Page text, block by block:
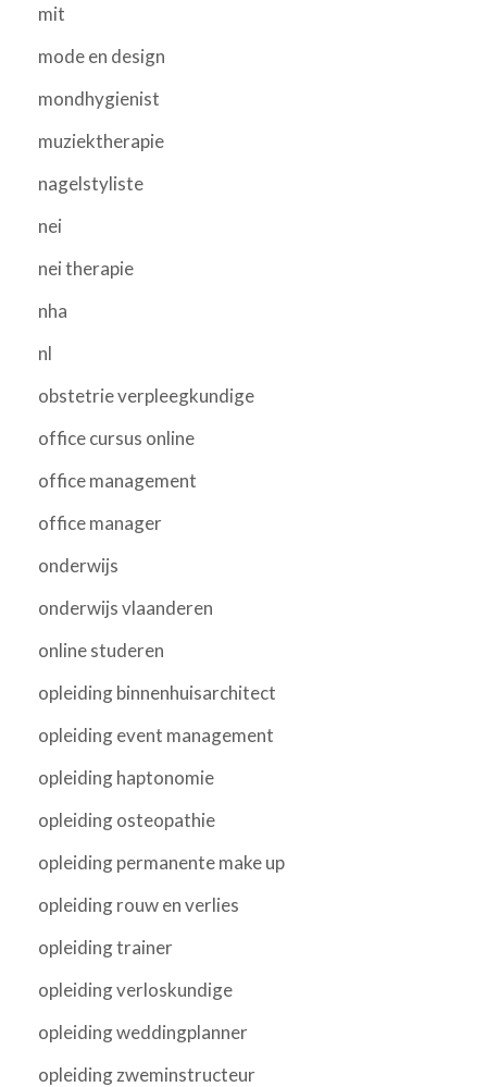
mit
mode en design
mondhygienist
muziektherapie
nagelstyliste
nei
nei therapie
nha
nl
obstetrie verpleegkundige
office cursus online
office management
office manager
onderwijs
onderwijs vlaanderen
online studeren
opleiding binnenhuisarchitect
opleiding event management
opleiding haptonomie
opleiding osteopathie
opleiding permanente make up
opleiding rouw en verlies
opleiding trainer
opleiding verloskundige
opleiding weddingplanner
opleiding zweminstructeur